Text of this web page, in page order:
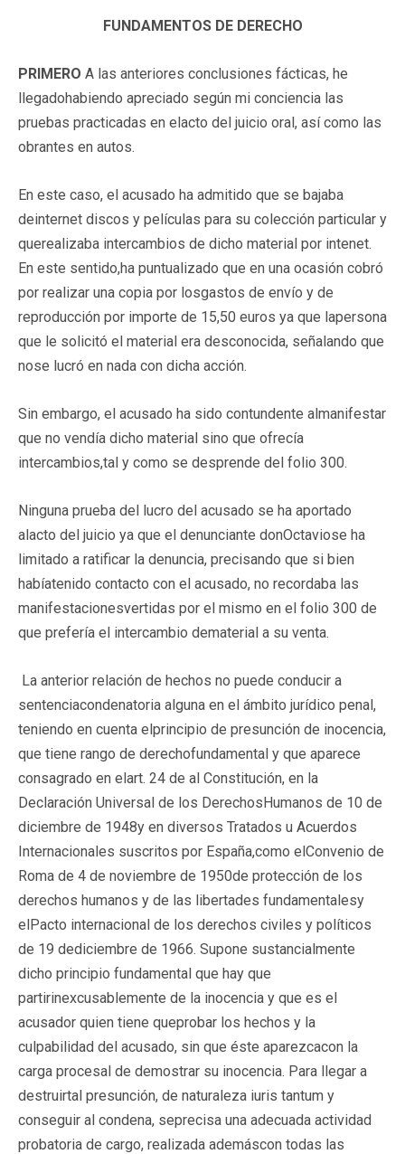
FUNDAMENTOS DE DERECHO
PRIMERO A las anteriores conclusiones fácticas, he
llegadohabiendo apreciado según mi conciencia las
pruebas practicadas en elacto del juicio oral, así como las
obrantes en autos.
En este caso, el acusado ha admitido que se bajaba
deinternet discos y películas para su colección particular y
querealizaba intercambios de dicho material por intenet.
En este sentido,ha puntualizado que en una ocasión cobró
por realizar una copia por losgastos de envío y de
reproducción por importe de 15,50 euros ya que lapersona
que le solicitó el material era desconocida, señalando que
nose lucró en nada con dicha acción.
Sin embargo, el acusado ha sido contundente almanifestar
que no vendía dicho material sino que ofrecía
intercambios,tal y como se desprende del folio 300.
Ninguna prueba del lucro del acusado se ha aportado
alacto del juicio ya que el denunciante donOctaviose ha
limitado a ratificar la denuncia, precisando que si bien
habíatenido contacto con el acusado, no recordaba las
manifestacionesvertidas por el mismo en el folio 300 de
que prefería el intercambio dematerial a su venta.
La anterior relación de hechos no puede conducir a
sentenciacondenatoria alguna en el ámbito jurídico penal,
teniendo en cuenta elprincipio de presunción de inocencia,
que tiene rango de derechofundamental y que aparece
consagrado en elart. 24 de al Constitución, en la
Declaración Universal de los DerechosHumanos de 10 de
diciembre de 1948y en diversos Tratados u Acuerdos
Internacionales suscritos por España,como elConvenio de
Roma de 4 de noviembre de 1950de protección de los
derechos humanos y de las libertades fundamentalesy
elPacto internacional de los derechos civiles y políticos
de 19 dediciembre de 1966. Supone sustancialmente
dicho principio fundamental que hay que
partirinexcusablemente de la inocencia y que es el
acusador quien tiene queprobar los hechos y la
culpabilidad del acusado, sin que éste aparezcacon la
carga procesal de demostrar su inocencia. Para llegar a
destruirtal presunción, de naturaleza iuris tantum y
conseguir al condena, seprecisa una adecuada actividad
probatoria de cargo, realizada ademáscon todas las